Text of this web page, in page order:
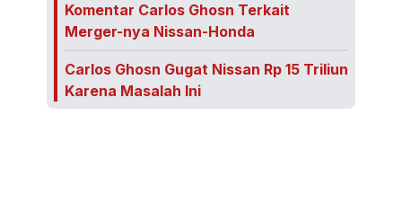
Komentar Carlos Ghosn Terkait
Merger-nya Nissan-Honda
Carlos Ghosn Gugat Nissan Rp 15 Triliun
Karena Masalah Ini